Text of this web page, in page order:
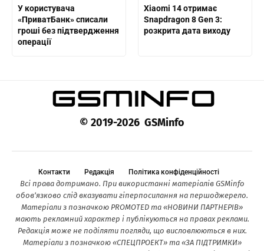
У користувача
«ПриватБанк» списали
гроші без підтвердження
операції
Xiaomi 14 отримає
Snapdragon 8 Gen 3:
розкрита дата виходу
© 2019-2026 GSMinfo
Контакти Редакція Політика конфіденційності
Всі права дотримано. При використанні матеріалів GSMinfo
обов’язково слід вказувати гіперпосилання на першоджерело.
Матеріали з позначкою PROMOTED та «НОВИНИ ПАРТНЕРІВ»
мають рекламний характер і публікуються на правах реклами.
Редакція може не поділяти погляди, що висловлюються в них.
Матеріали з позначкою «СПЕЦПРОЕКТ» та «ЗА ПІДТРИМКИ»